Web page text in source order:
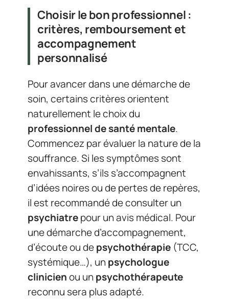
Choisir le bon professionnel :
critères, remboursement et
accompagnement
personnalisé
Pour avancer dans une démarche de
soin, certains critères orientent
naturellement le choix du
professionnel de santé mentale.
Commencez par évaluer la nature de la
souffrance. Si les symptômes sont
envahissants, s’ils s’accompagnent
d’idées noires ou de pertes de repères,
il est recommandé de consulter un
psychiatrepour un avis médical. Pour
une démarche d’accompagnement,
d’écoute ou depsychothérapie (TCC,
systémique…), unpsychologue
clinicienou unpsychothérapeute
reconnu sera plus adapté.